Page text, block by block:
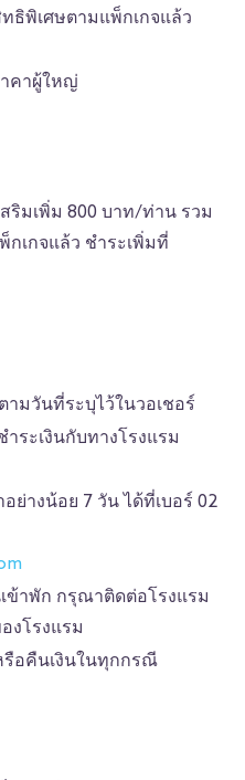
ธิพิเศษตามแพ็กเกจแล้ว
าคาผู้ใหญ่
ริมเพิ่ม 800 บาท/ท่าน รวม
เกจแล้ว ชำระเพิ่มที่
มวันที่ระบุไว้ในวอเชอร์
ระเงินกับทางโรงแรม
ย่างน้อย 7 วัน ได้ที่เบอร์ 02
ข้าพัก กรุณาติดต่อโรงแรม
งโรงแรม
รือคืนเงินในทุกกรณี